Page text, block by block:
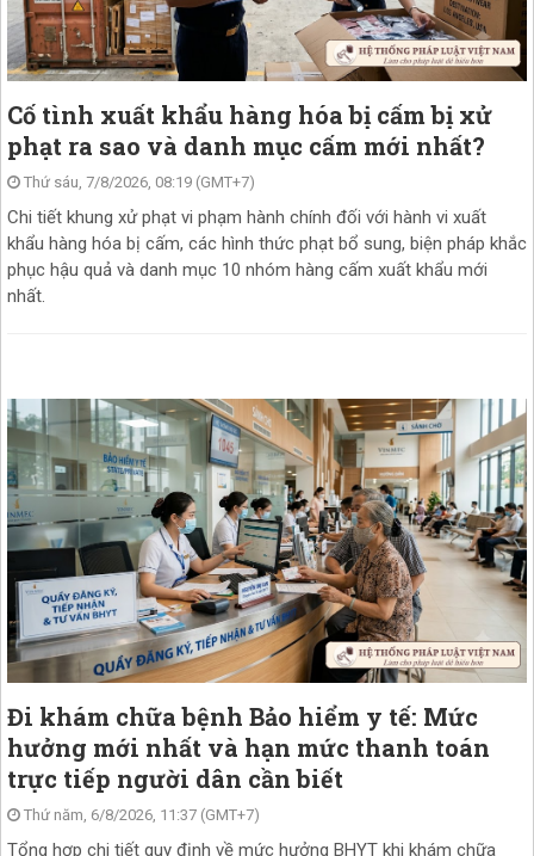
Cố tình xuất khẩu hàng hóa bị cấm bị xử
phạt ra sao và danh mục cấm mới nhất?
Thứ sáu, 7/8/2026, 08:19 (GMT+7)
Chi tiết khung xử phạt vi phạm hành chính đối với hành vi xuất
khẩu hàng hóa bị cấm, các hình thức phạt bổ sung, biện pháp khắc
phục hậu quả và danh mục 10 nhóm hàng cấm xuất khẩu mới
nhất.
Đi khám chữa bệnh Bảo hiểm y tế: Mức
hưởng mới nhất và hạn mức thanh toán
trực tiếp người dân cần biết
Thứ năm, 6/8/2026, 11:37 (GMT+7)
Tổng hợp chi tiết quy định về mức hưởng BHYT khi khám chữa